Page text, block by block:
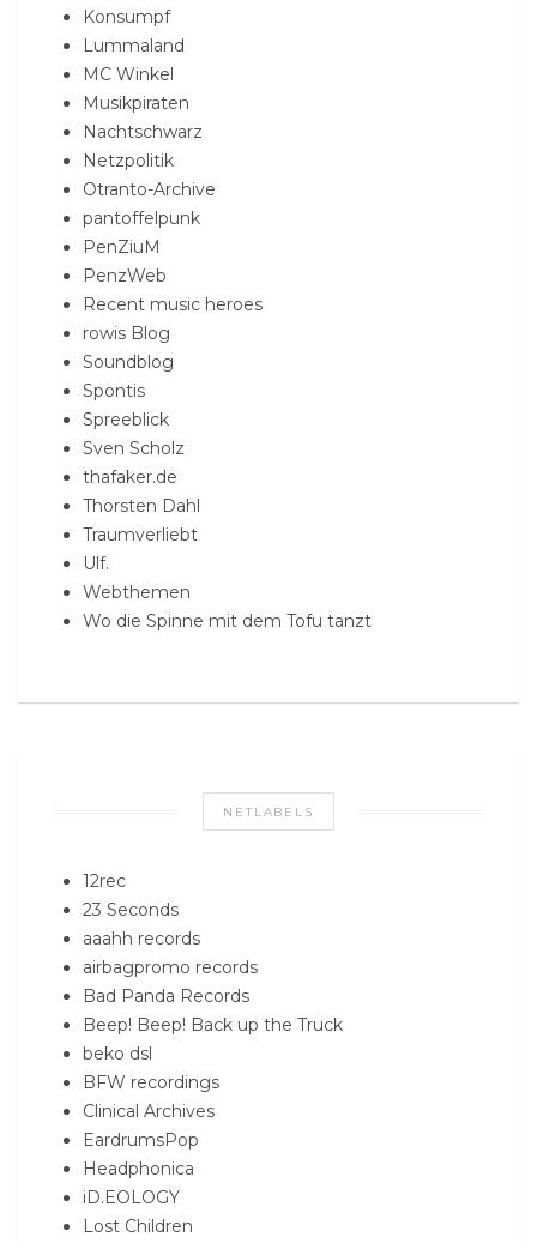
Konsumpf
Lummaland
MC Winkel
Musikpiraten
Nachtschwarz
Netzpolitik
Otranto-Archive
pantoffelpunk
PenZiuM
PenzWeb
Recent music heroes
rowis Blog
Soundblog
Spontis
Spreeblick
Sven Scholz
thafaker.de
Thorsten Dahl
Traumverliebt
Ulf.
Webthemen
Wo die Spinne mit dem Tofu tanzt
NETLABELS
12rec
23 Seconds
aaahh records
airbagpromo records
Bad Panda Records
Beep! Beep! Back up the Truck
beko dsl
BFW recordings
Clinical Archives
EardrumsPop
Headphonica
iD.EOLOGY
Lost Children